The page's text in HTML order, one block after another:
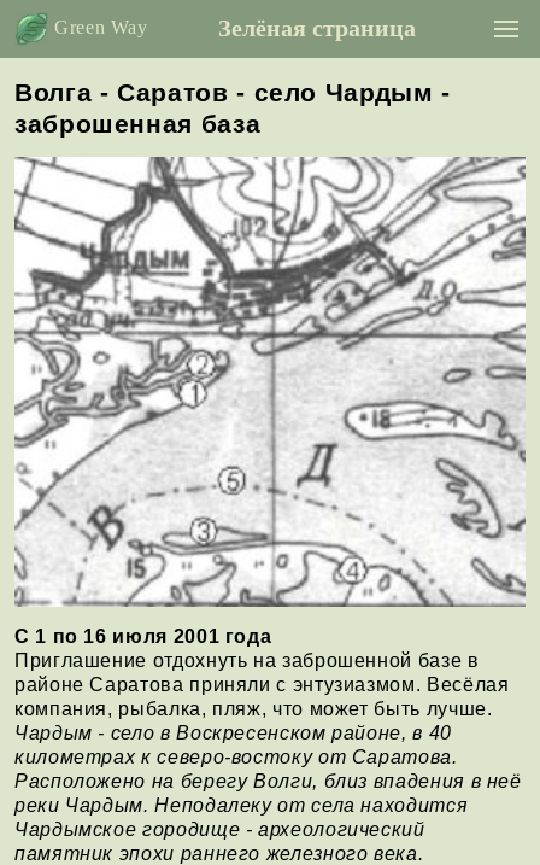
Green Way Зелёная страница
Волга - Саратов - село Чардым -
заброшенная база
С 1 по 16 июля 2001 года
Приглашение отдохнуть на заброшенной базе в
районе Саратова приняли с энтузиазмом. Весёлая
компания, рыбалка, пляж, что может быть лучше.
Чардым - село в Воскресенском районе, в 40
километрах к северо-востоку от Саратова.
Расположено на берегу Волги, близ впадения в неё
реки Чардым. Неподалеку от села находится
Чардымское городище - археологический
памятник эпохи раннего железного века.